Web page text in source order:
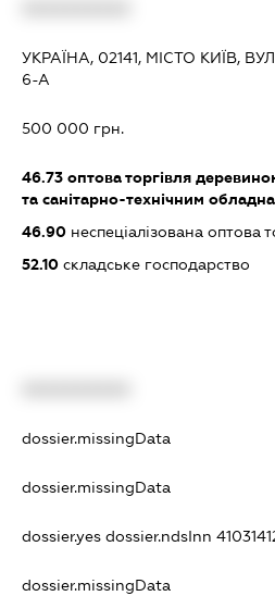
УКРАЇНА, 02141, МІСТО КИЇВ,
6-А
500 000 грн.
46.73оптова торгівля
та санітарно-технічним
46.90неспеціалізована оптова
52.10складське господарство
dossier.missingData
dossier.missingData
dossier.yes dossier.ndsInn
dossier.missingData